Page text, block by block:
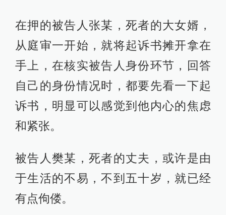
在押的被告人张某，死者的大女婿，
从庭审一开始，就将起诉书摊开拿在
手上，在核实被告人身份环节，回答
自己的身份情况时，都要先看一下起
诉书，明显可以感觉到他内心的焦虑
和紧张。
被告人樊某，死者的丈夫，或许是由
于生活的不易，不到五十岁，就已经
有点佝偻。